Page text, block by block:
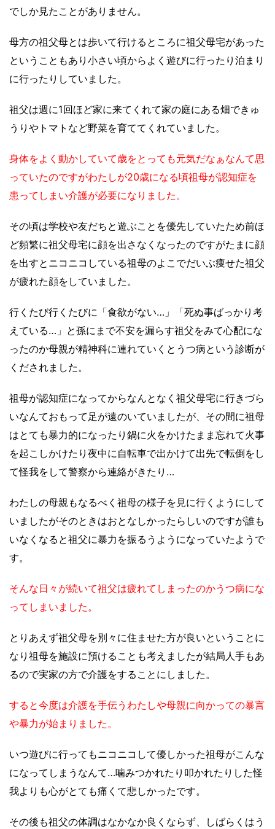
でしか見たことがありません。
母方の祖父母とは歩いて行けるところに祖父母宅があった
ということもあり小さい頃からよく遊びに行ったり泊まり
に行ったりしていました。
祖父は週に1回ほど家に来てくれて家の庭にある畑できゅ
うりやトマトなど野菜を育ててくれていました。
身体をよく動かしていて歳をとっても元気だなぁなんて思
っていたのですがわたしが20歳になる頃祖母が認知症を
患ってしまい介護が必要になりました。
その頃は学校や友だちと遊ぶことを優先していたため前ほ
ど頻繁に祖父母宅に顔を出さなくなったのですがたまに顔
を出すとニコニコしている祖母のよこでだいぶ痩せた祖父
が疲れた顔をしていました。
行くたび行くたびに「食欲がない…」「死ぬ事ばっかり考
えている…」と孫にまで不安を漏らす祖父をみて心配にな
ったのか母親が精神科に連れていくとうつ病という診断が
くだされました。
祖母が認知症になってからなんとなく祖父母宅に行きづら
いなんておもって足が遠のいていましたが、その間に祖母
はとても暴力的になったり鍋に火をかけたまま忘れて火事
を起こしかけたり夜中に自転車で出かけて出先で転倒をし
て怪我をして警察から連絡がきたり…
わたしの母親もなるべく祖母の様子を見に行くようにして
いましたがそのときはおとなしかったらしいのですが誰も
いなくなると祖父に暴力を振るうようになっていたようで
す。
そんな日々が続いて祖父は疲れてしまったのかうつ病にな
ってしまいました。
とりあえず祖父母を別々に住ませた方が良いということに
なり祖母を施設に預けることも考えましたが結局人手もあ
るので実家の方で介護をすることにしました。
すると今度は介護を手伝うわたしや母親に向かっての暴言
や暴力が始まりました。
いつ遊びに行ってもニコニコして優しかった祖母がこんな
になってしまうなんて…噛みつかれたり叩かれたりした怪
我よりも心がとても痛くて悲しかったです。
その後も祖父の体調はなかなか良くならず、しばらくはう